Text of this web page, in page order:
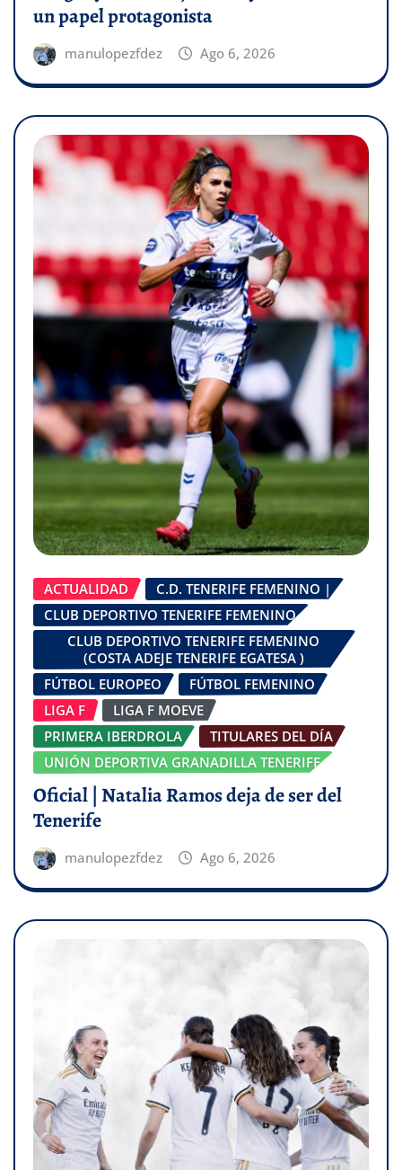
un papel protagonista
manulopezfdez Ago 6, 2026
ACTUALIDAD
C.D. TENERIFE FEMENINO |
CLUB DEPORTIVO TENERIFE FEMENINO
CLUB DEPORTIVO TENERIFE FEMENINO
(COSTA ADEJE TENERIFE EGATESA )
FÚTBOL EUROPEO
FÚTBOL FEMENINO
LIGA F
LIGA F MOEVE
PRIMERA IBERDROLA
TITULARES DEL DÍA
UNIÓN DEPORTIVA GRANADILLA TENERIFE
Oficial | Natalia Ramos deja de ser del
Tenerife
manulopezfdez Ago 6, 2026